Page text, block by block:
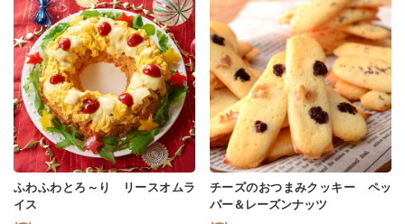
ふわふわとろ～り リースオムラ
イス
チーズのおつまみクッキー ペッ
パー＆レーズンナッツ